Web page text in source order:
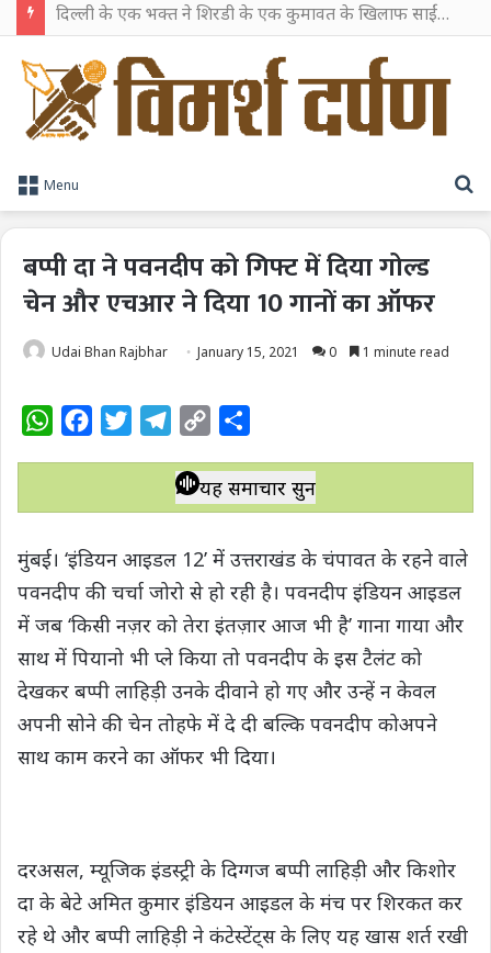
दिल्ली के एक भक्त ने शिरडी के एक कुमावत के खिलाफ साईं भक्त से 51 लाख रुपये की ठगी करने का मामला दर्ज कराया
Menu
बप्पी दा ने पवनदीप को गिफ्ट में दिया गोल्ड
चेन और एचआर ने दिया 10 गानों का ऑफर
Udai Bhan Rajbhar January 15, 2021 0 1 minute read
W
t
A
p
p
e
o
o
k
t
e
r
l
e
r
a
m
p
y
L
n
k
a
r
यह समाचार सुनें
मुंबई। ‘इंडियन आइडल 12’ में उत्तराखंड के चंपावत के रहने वाले
पवनदीप की चर्चा जोरो से हो रही है। पवनदीप इंडियन आइडल
में जब ‘किसी नज़र को तेरा इंतज़ार आज भी है’ गाना गाया और
साथ में पियानो भी प्ले किया तो पवनदीप के इस टैलंट को
देखकर बप्पी लाहिड़ी उनके दीवाने हो गए और उन्हें न केवल
अपनी सोने की चेन तोहफे में दे दी बल्कि पवनदीप कोअपने
साथ काम करने का ऑफर भी दिया।
दरअसल, म्यूजिक इंडस्ट्री के दिग्गज बप्पी लाहिड़ी और किशोर
दा के बेटे अमित कुमार इंडियन आइडल के मंच पर शिरकत कर
रहे थे और बप्पी लाहिड़ी ने कंटेस्टेंट्स के लिए यह खास शर्त रखी